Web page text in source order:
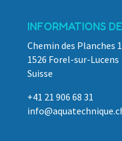
INFORMATIONS
Chemin des Planches 1
1526 Forel-sur-Lucens
Suisse
+41 21 906 68 31